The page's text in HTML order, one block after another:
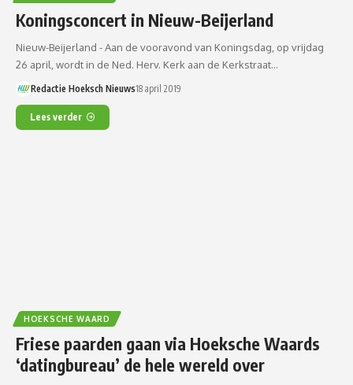
Koningsconcert in Nieuw-Beijerland
Nieuw-Beijerland - Aan de vooravond van Koningsdag, op vrijdag
26 april, wordt in de Ned. Herv. Kerk aan de Kerkstraat…
Redactie Hoeksch Nieuws18 april 2019
Lees verder
HOEKSCHE WAARD
Friese paarden gaan via Hoeksche Waards
‘datingbureau’ de hele wereld over